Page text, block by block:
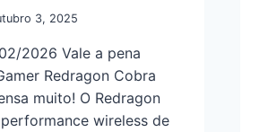
3, 2025
2026 Vale a pena
Redragon Cobra
muito! O Redragon
wireless de